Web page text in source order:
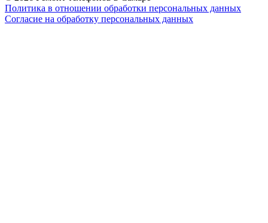
Политика в отношении обработки персональных данных
Согласие на обработку персональных данных